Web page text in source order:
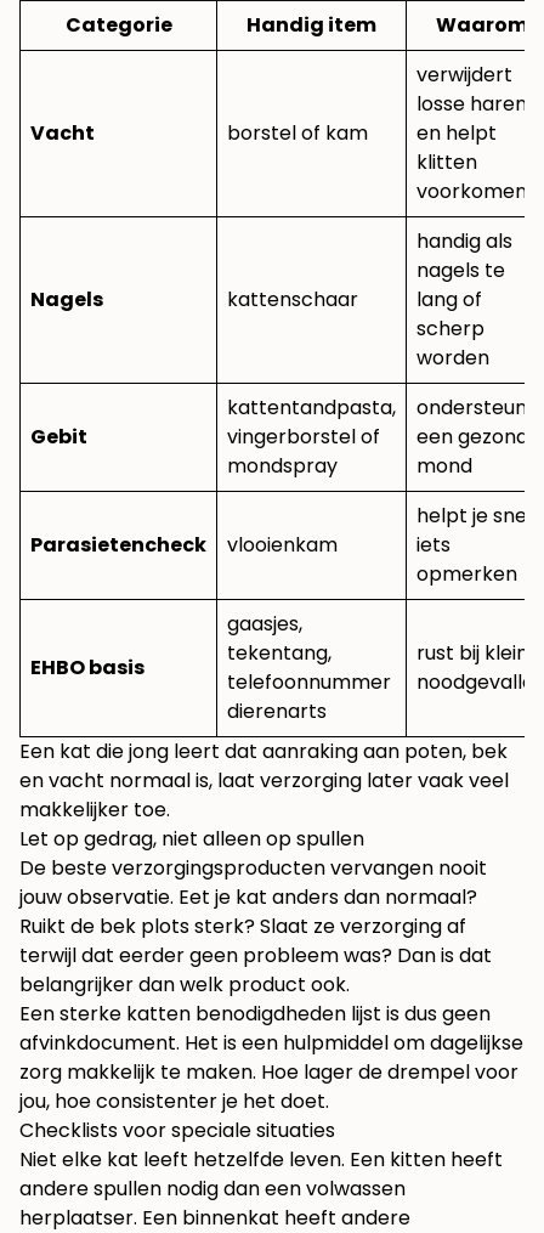
Categorie
Handig item Waarom
Vacht borstel of kam
verwijdert
losse haren
en helpt
klitten
voorkomen
Nagels kattenschaar
handig als
nagels te
lang of
scherp
worden
Gebit
kattentandpasta,
vingerborstel of
mondspray
ondersteunt
een gezonde
mond
Parasietencheck vlooienkam
helpt je snel
iets
opmerken
EHBO basis
gaasjes,
tekentang,
telefoonnummer
dierenarts
rust bij kleine
Een kat die jong leert dat aanraking aan poten, bek
en vacht normaal is, laat verzorging later vaak veel
makkelijker toe.
Let op gedrag, niet alleen op spullen
De beste verzorgingsproducten vervangen nooit
jouw observatie. Eet je kat anders dan normaal?
Ruikt de bek plots sterk? Slaat ze verzorging af
terwijl dat eerder geen probleem was? Dan is dat
belangrijker dan welk product ook.
Een sterke katten benodigdheden lijst is dus geen
afvinkdocument. Het is een hulpmiddel om dagelijkse
zorg makkelijk te maken. Hoe lager de drempel voor
jou, hoe consistenter je het doet.
Checklists voor speciale situaties
Niet elke kat leeft hetzelfde leven. Een kitten heeft
andere spullen nodig dan een volwassen
herplaatser. Een binnenkat heeft andere